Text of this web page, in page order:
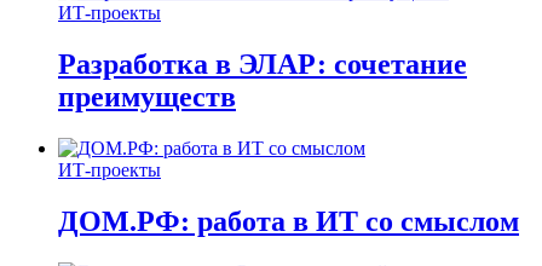
ИТ-проекты
Разработка в ЭЛАР: сочетание
преимуществ
ИТ-проекты
ДОМ.РФ: работа в ИТ со смыслом